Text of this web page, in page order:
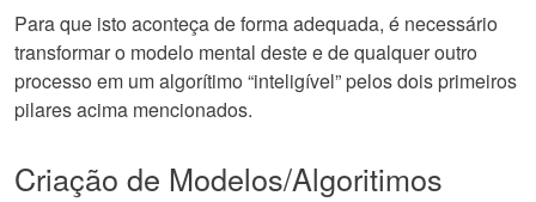
Para que isto aconteça de forma adequada, é necessário
transformar o modelo mental deste e de qualquer outro
processo em um algorítimo “inteligível” pelos dois primeiros
pilares acima mencionados.
Criação de Modelos/Algoritimos